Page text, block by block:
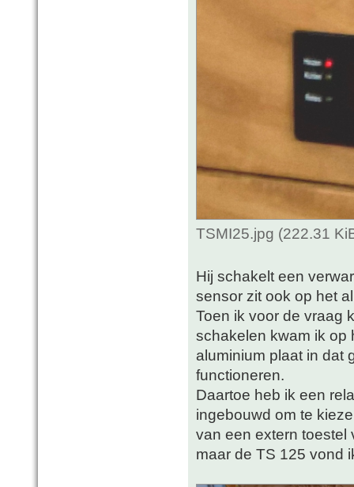
TSMI25.jpg (222.31
Hij schakelt een
sensor zit ook op het
Toen ik voor de vraag
schakelen kwam ik op
aluminium plaat in dat
functioneren.
Daartoe heb ik een
ingebouwd om te
van een extern toestel
maar de TS 125 vond